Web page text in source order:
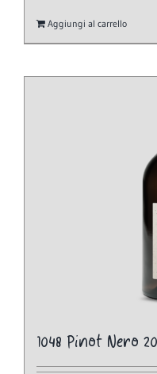
Aggiungi al carrello
1048 Pinot Nero